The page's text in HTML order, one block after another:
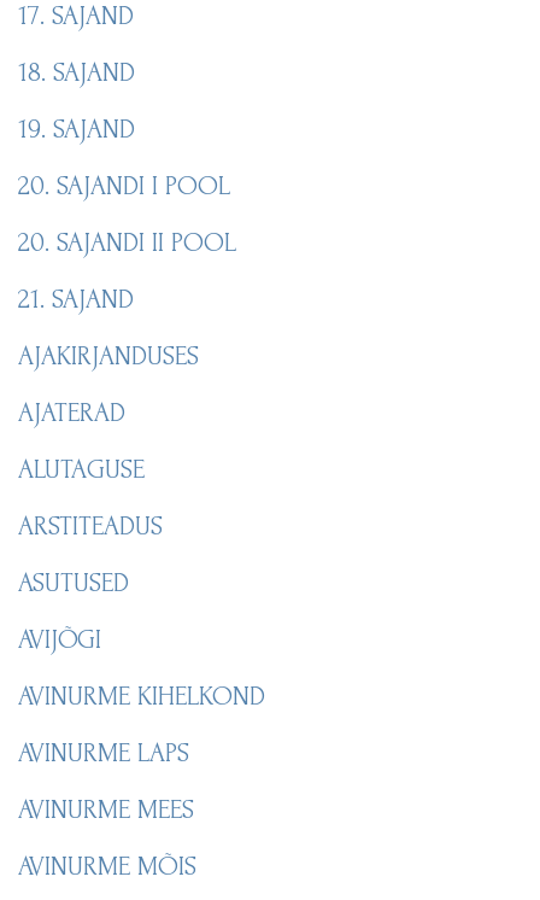
17. SAJAND
18. SAJAND
19. SAJAND
20. SAJANDI I POOL
20. SAJANDI II POOL
21. SAJAND
AJAKIRJANDUSES
AJATERAD
ALUTAGUSE
ARSTITEADUS
ASUTUSED
AVIJÕGI
AVINURME KIHELKOND
AVINURME LAPS
AVINURME MEES
AVINURME MÕIS